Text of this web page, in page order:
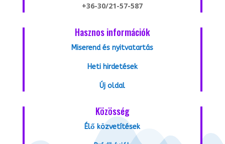
+36-30/21-57-587
Hasznos információk
Miserend és nyitvatartás
Heti hirdetések
Új oldal
Közösség
Élő közvetítések